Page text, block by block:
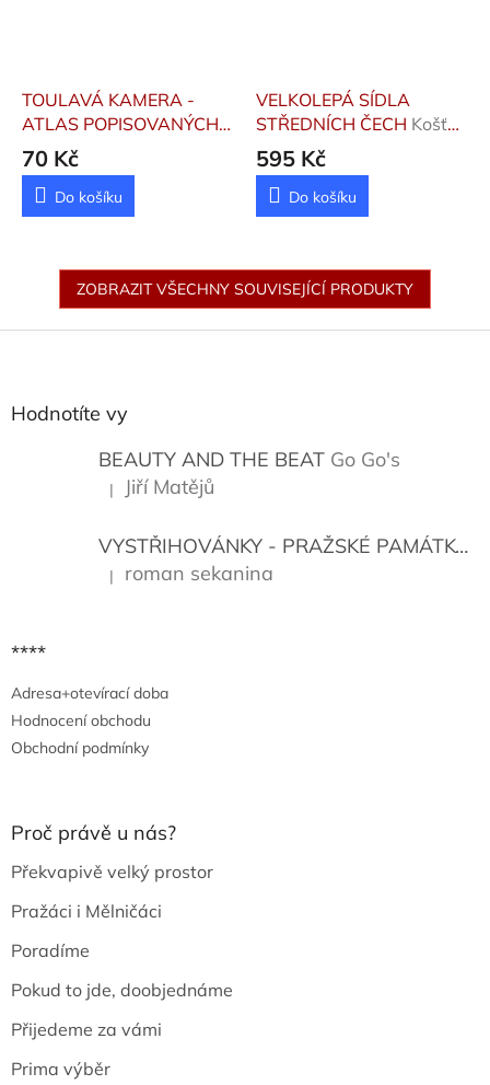
TOULAVÁ KAMERA -
ATLAS POPISOVANÝCH
CÍLŮ
70 Kč
Do košíku
VELKOLEPÁ SÍDLA
STŘEDNÍCH ČECH Košťál
Vratislav, Košťálová
Renata
595 Kč
Do košíku
ZOBRAZIT VŠECHNY SOUVISEJÍCÍ PRODUKTY
Hodnotíte vy
BEAUTY AND THE BEAT Go Go's
Hodnocení produktu je 5 z 5 hvězdiček.
| Jiří Matějů
VYSTŘIHOVÁNKY - PRAŽSKÉ PAMÁTKY
Hodnocení produktu je 5 z 5 hvězdiček.
| roman sekanina
****
Adresa+otevírací doba
Hodnocení obchodu
Obchodní podmínky
Proč právě u nás?
Překvapivě velký prostor
Pražáci i Mělničáci
Poradíme
Pokud to jde, doobjednáme
Přijedeme za vámi
Prima výběr